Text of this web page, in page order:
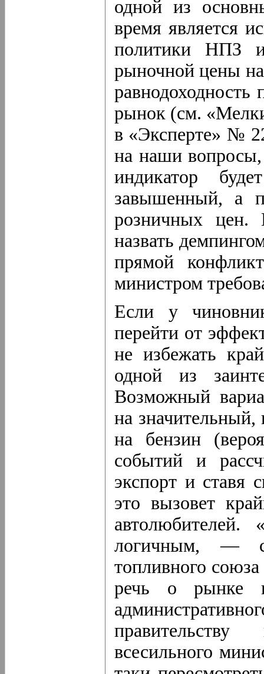
одной из
время является
политики НПЗ и
рыночной цены
равнодоходность
рынок (см.
в «Эксперте» №
на наши вопросы,
индикатор
завышенный, а
розничных
назвать
прямой
министром
Если у
перейти от
не избежать
одной из
Возможный
на
на бензин
событий и
экспорт и ставя
это вызовет
логичным, —
топливного
речь о рынке в
всесильного